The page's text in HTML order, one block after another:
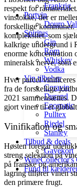
Frankrig
Portvin
Douro
Spiritus
Gin
Rom
Whiskey
Vodka
Vin tilbehør
Coravin
Durand
Enomatic
Pulltex
Riedel
Stanley
Tilbud & deals
Gavekort
WineCollector's
Fund til
respekt for
vinstokke, der er
forskellige kommuner.
kompleksitet, som
kalkrige undergrund i
enorme koncentration
mineralsk nerve, som
Hver parcel vinificeres
fra de forskellige
2021 sammensættes.
gjort vinen til et
Vinifikation og
Høsten foregår
streng selektion på
på franske og
lagring tilfører vinen
den primære frugt.